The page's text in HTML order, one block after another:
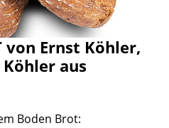
von Ernst Köhler,
aus
Boden Brot: